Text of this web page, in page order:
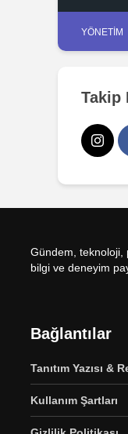
YÖNETIM
Takip
Gündem, teknoloji,
bilgi ve deneyim
Bağlantılar
Tanıtım Yazısı &
Kullanım Şartları